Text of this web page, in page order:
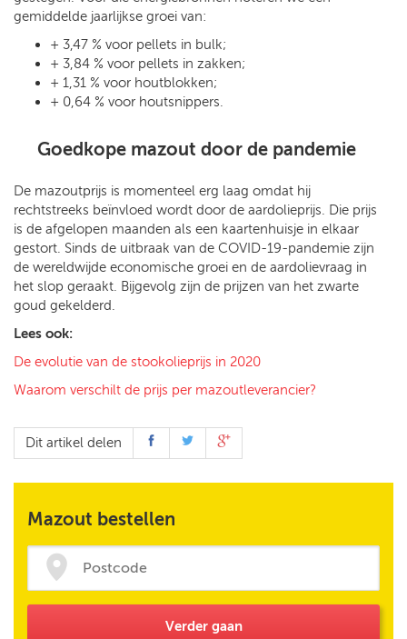
gemiddelde jaarlijkse groei van:
+ 3,47 % voor pellets in bulk;
+ 3,84 % voor pellets in zakken;
+ 1,31 % voor houtblokken;
+ 0,64 % voor houtsnippers.
Goedkope mazout door de pandemie
De mazoutprijs is momenteel erg laag omdat hij
rechtstreeks beïnvloed wordt door de aardolieprijs. Die prijs
is de afgelopen maanden als een kaartenhuisje in elkaar
gestort. Sinds de uitbraak van de COVID-19-pandemie zijn
de wereldwijde economische groei en de aardolievraag in
het slop geraakt. Bijgevolg zijn de prijzen van het zwarte
goud gekelderd.
Lees ook:
De evolutie van de stookolieprijs in 2020
Waarom verschilt de prijs per mazoutleverancier?
Dit artikel delen
Mazout bestellen
Verder gaan